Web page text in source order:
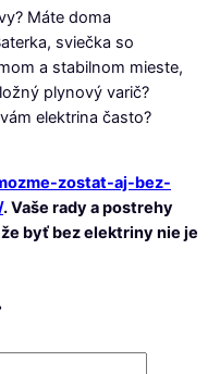
Máte doma
sviečka so
a stabilnom mieste,
plynový varič?
elektrina často?
zostat-aj-bez-
. Vaše rady a postrehy
byť bez elektriny nie je